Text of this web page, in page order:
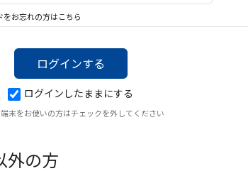
をお忘れの方はこちら
ログインしたままにする
末をお使いの方はチェックを外してください
外の方